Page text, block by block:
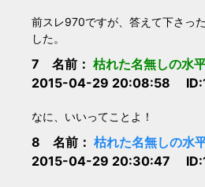
前スレ970ですが、答えて下さっ
した。
7 名前： 枯れた名無しの水
2015-04-29 20:08:58
なに、いいってことよ！
8 名前： 枯れた名無しの水
2015-04-29 20:30:47